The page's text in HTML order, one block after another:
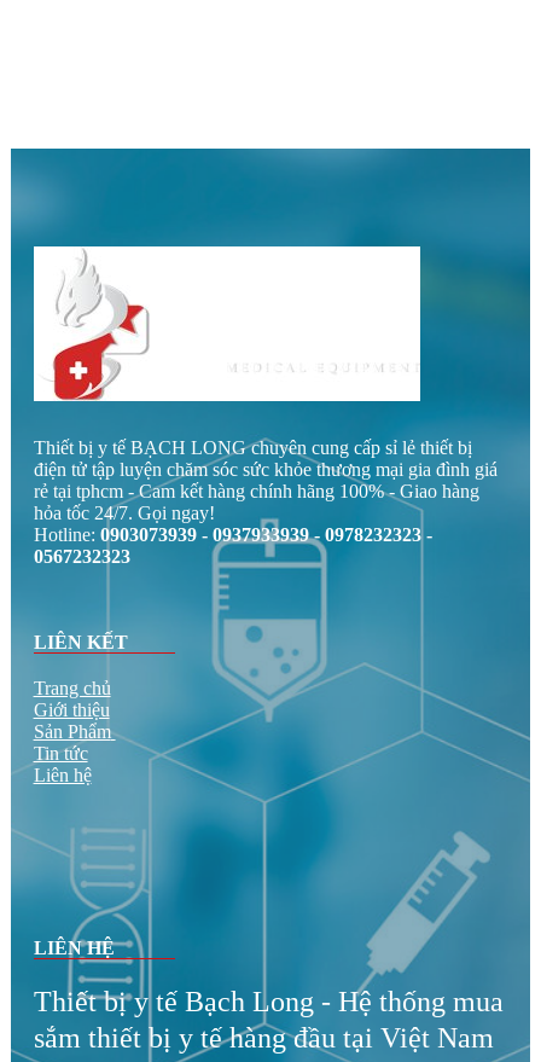
Thiết bị y tế BẠCH LONG chuyên cung cấp sỉ lẻ thiết bị
điện tử tập luyện chăm sóc sức khỏe thương mại gia đình giá
rẻ tại tphcm - Cam kết hàng chính hãng 100% - Giao hàng
hỏa tốc 24/7. Gọi ngay!
0903073939 - 0937933939 - 0978232323 -
LIÊN KẾT
Trang chủ
Giới thiệu
Sản Phẩm
Tin tức
LIÊN HỆ
Thiết bị y tế Bạch Long - Hệ thống mua